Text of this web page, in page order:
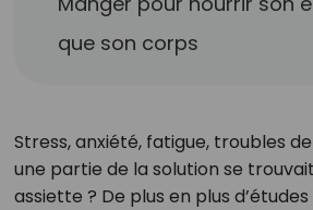
que son corps
Stress, anxiété, fatigue, troubles de
une partie de la solution se
assiette ? De plus en plus